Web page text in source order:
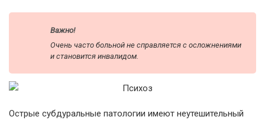
Важно!
Очень часто больной не справляется с осложнениями
и становится инвалидом.
Острые субдуральные патологии имеют неутешительный